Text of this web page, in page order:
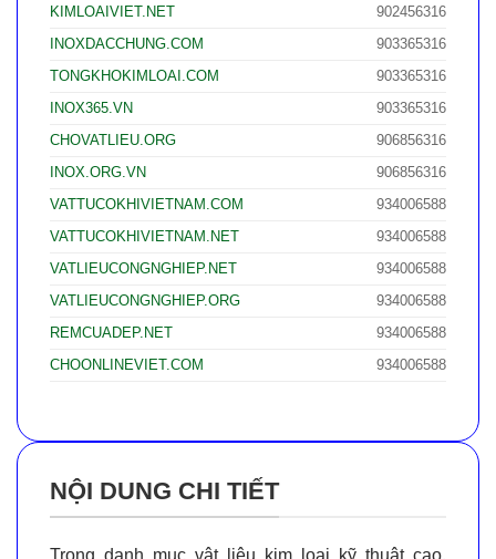
KIMLOAIVIET.NET
902456316
INOXDACCHUNG.COM
903365316
TONGKHOKIMLOAI.COM
903365316
INOX365.VN
903365316
CHOVATLIEU.ORG
906856316
INOX.ORG.VN
906856316
VATTUCOKHIVIETNAM.COM
934006588
VATTUCOKHIVIETNAM.NET
934006588
VATLIEUCONGNGHIEP.NET
934006588
VATLIEUCONGNGHIEP.ORG
934006588
REMCUADEP.NET
934006588
CHOONLINEVIET.COM
934006588
NỘI DUNG CHI TIẾT
Trong danh mục vật liệu kim loại kỹ thuật cao,